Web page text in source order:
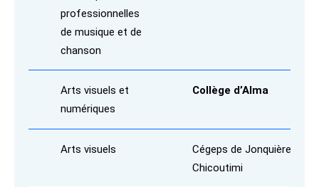
professionnelles
de musique et de
chanson
Arts visuels et
numériques
Collège d’Alma
Arts visuels
Cégeps de Jonquière et
Chicoutimi